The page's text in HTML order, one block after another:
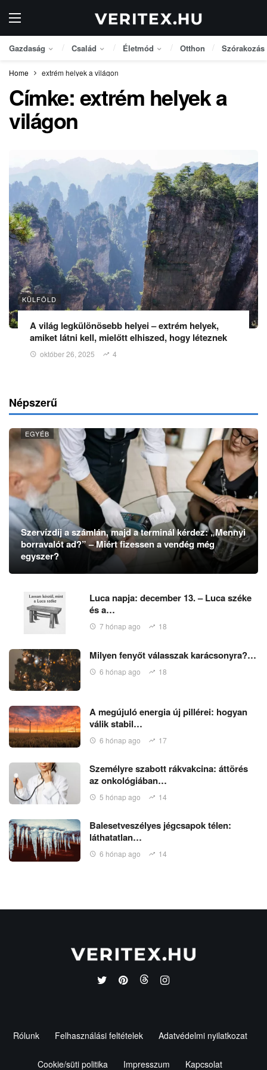
Gazdaság Család Életmód Otthon Szórakozás
Home extrém helyek a világon
Címke:extrém helyek a
világon
KÜLFÖLD
A világ legkülönösebb helyei – extrém helyek,
amiket látni kell, mielőtt elhiszed, hogy léteznek
október 26, 2025 4
Népszerű
EGYÉB
Szervízdíj a számlán, majd a terminál kérdez: „Mennyi
borravalót ad?” – Miért fizessen a vendég még
egyszer?
Luca napja: december 13. – Luca széke
és a…
7 hónap ago 18
Milyen fenyőt válasszak karácsonyra?…
6 hónap ago 18
A megújuló energia új pillérei: hogyan
válik stabil…
6 hónap ago 17
Személyre szabott rákvakcina: áttörés
az onkológiában…
5 hónap ago 14
Balesetveszélyes jégcsapok télen:
láthatatlan…
6 hónap ago 14
Rólunk Felhasználási feltételek Adatvédelmi nyilatkozat
Cookie/süti politika Impresszum Kapcsolat